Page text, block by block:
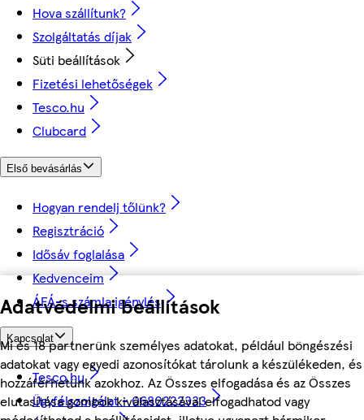
Adatvédelmi beállítások
Mi és 18 partnerünk személyes adatokat, például böngészési
adatokat vagy egyedi azonosítókat tárolunk a készülékeden, és
hozzáférhetünk azokhoz. Az Összes elfogadása és az Összes
elutasítása gombok kiválasztásával elfogadhatod vagy
Hova szállítunk?
Szolgáltatás díjak
Süti beállítások
Fizetési lehetőségek
Tesco.hu
Clubcard
Első bevásárlás
Hogyan rendelj tőlünk?
Regisztráció
Idősáv foglalása
Kedvenceim
ÁFÁ-s számla igénylés
Kapcsolat
Tesco.hu
Ügyfélszolgálat - 0680222333